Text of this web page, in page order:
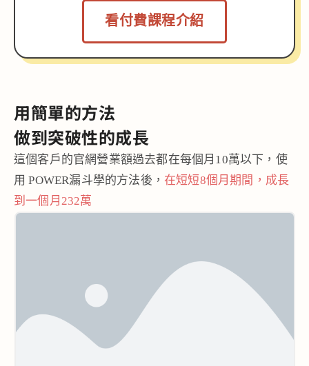
看付費課程介紹
用簡單的方法
做到突破性的成長
這個客戶的官網營業額過去都在每個月10萬以下，使
用 POWER漏斗學的方法後， 在短短8個月期間，成長
到一個月232萬